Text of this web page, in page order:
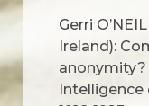
Gerri
Ireland):
anonymity?
Intelligence